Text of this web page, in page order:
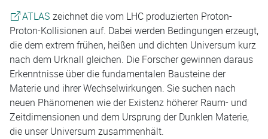
ATLAS zeichnet die vom LHC produzierten Proton-
Proton-Kollisionen auf. Dabei werden Bedingungen erzeugt,
die dem extrem frühen, heißen und dichten Universum kurz
nach dem Urknall gleichen. Die Forscher gewinnen daraus
Erkenntnisse über die fundamentalen Bausteine der
Materie und ihrer Wechselwirkungen. Sie suchen nach
neuen Phänomenen wie der Existenz höherer Raum- und
Zeitdimensionen und dem Ursprung der Dunklen Materie,
die unser Universum zusammenhält.